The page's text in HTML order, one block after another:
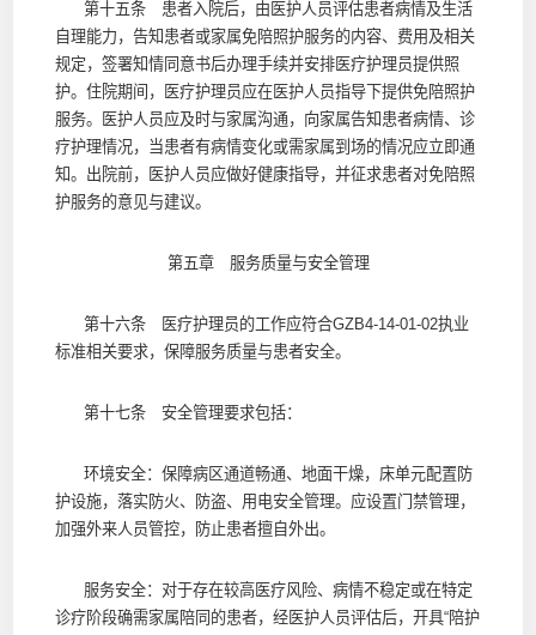
第十五条 患者入院后，由医护人员评估患者病情及生活
自理能力，告知患者或家属免陪照护服务的内容、费用及相关
规定，签署知情同意书后办理手续并安排医疗护理员提供照
护。住院期间，医疗护理员应在医护人员指导下提供免陪照护
服务。医护人员应及时与家属沟通，向家属告知患者病情、诊
疗护理情况，当患者有病情变化或需家属到场的情况应立即通
知。出院前，医护人员应做好健康指导，并征求患者对免陪照
护服务的意见与建议。
第五章 服务质量与安全管理
第十六条 医疗护理员的工作应符合GZB4-14-01-02执业
标准相关要求，保障服务质量与患者安全。
第十七条 安全管理要求包括：
环境安全：保障病区通道畅通、地面干燥，床单元配置防
护设施，落实防火、防盗、用电安全管理。应设置门禁管理，
加强外来人员管控，防止患者擅自外出。
服务安全：对于存在较高医疗风险、病情不稳定或在特定
诊疗阶段确需家属陪同的患者，经医护人员评估后，开具“陪护